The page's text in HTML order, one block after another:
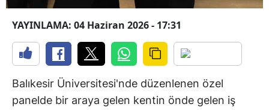
YAYINLAMA: 04 Haziran 2026 - 17:31
Balıkesir Üniversitesi'nde düzenlenen özel
panelde bir araya gelen kentin önde gelen iş